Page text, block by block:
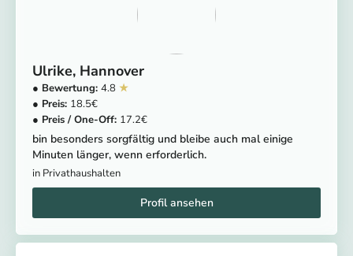
Ulrike Hannover
4.8
18.5
17.2
bin besonders sorgfältig und bleibe auch mal einige
Minuten länger, wenn erforderlich.
in Privathaushalten